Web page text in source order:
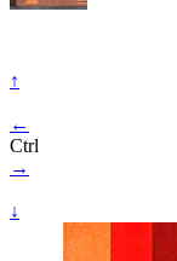
↑
←
Ctrl
→
↓